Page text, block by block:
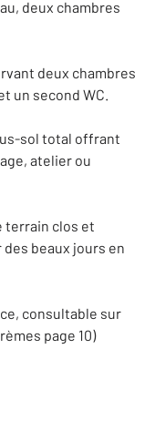
deux chambres
deux chambres
un second WC.
sol total offrant
atelier ou
terrain clos et
des beaux jours en
consultable sur
page 10)